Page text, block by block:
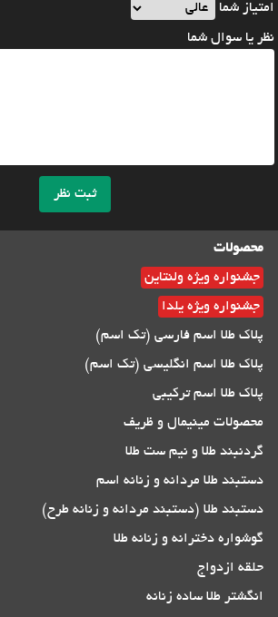
امتیاز شما
نظر یا سوال شما
ثبت نظر
محصولات
جشنواره ویژه ولنتاین
جشنواره ویژه یلدا
پلاک طلا اسم فارسی (تک اسم)
پلاک طلا اسم انگلیسی (تک اسم)
پلاک طلا اسم ترکیبی
محصولات مینیمال و ظریف
گردنبند طلا و نیم ست طلا
دستبند طلا مردانه و زنانه اسم
دستبند طلا (دستبند مردانه و زنانه طرح)
گوشواره دخترانه و زنانه طلا
حلقه ازدواج
انگشتر طلا ساده زنانه